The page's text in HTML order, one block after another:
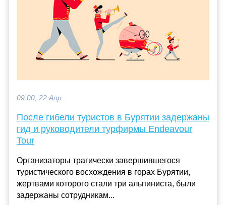
09:00, 22 Апр
После гибели туристов в Бурятии задержаны
гид и руководители турфирмы Endeavour
Tour
Организаторы трагически завершившегося
туристического восхождения в горах Бурятии,
жертвами которого стали три альпиниста, были
задержаны сотрудникам...